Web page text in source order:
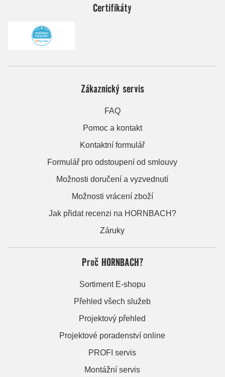
Certifikáty
Zákaznický servis
FAQ
Pomoc a kontakt
Kontaktní formulář
Formulář pro odstoupení od smlouvy
Možnosti doručení a vyzvednutí
Možnosti vrácení zboží
Jak přidat recenzi na HORNBACH?
Záruky
Proč HORNBACH?
Sortiment E-shopu
Přehled všech služeb
Projektový přehled
Projektové poradenství online
PROFI servis
Montážní servis